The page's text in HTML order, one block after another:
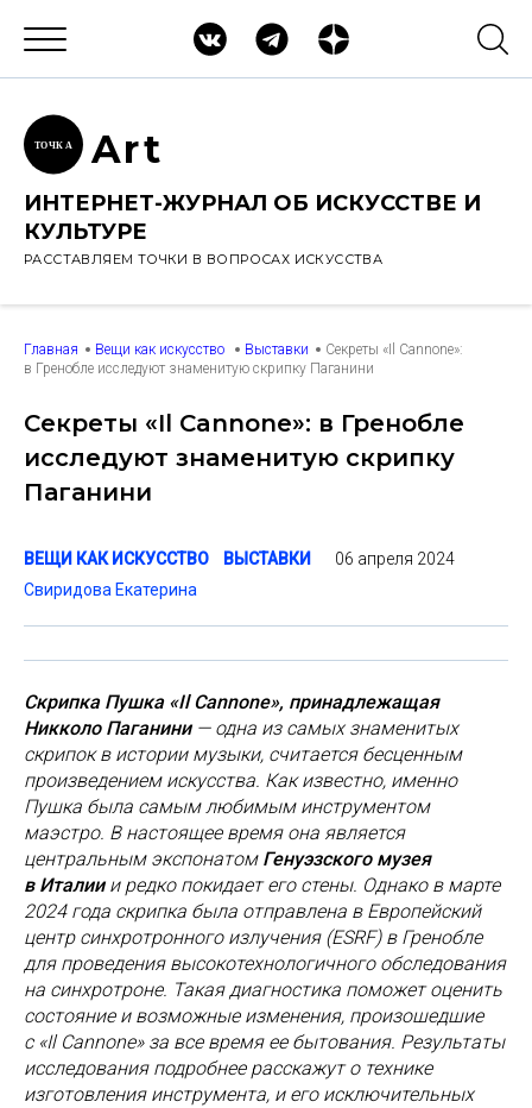
ТОЧК А Art
ИНТЕРНЕТ-ЖУРНАЛ ОБ ИСКУССТВЕ И
КУЛЬТУРЕ
РАССТАВЛЯЕМ ТОЧКИ В ВОПРОСАХ ИСКУССТВА
Главная Вещи как искусство Выставки
Секреты «Il Cannone»:
в Гренобле исследуют знаменитую скрипку Паганини
Секреты «Il Cannone»: в Гренобле
исследуют знаменитую скрипку
Паганини
ВЕЩИ КАК ИСКУССТВО ВЫСТАВКИ
06 апреля 2024
Свиридова Екатерина
Скрипка Пушка «Il Cannone», принадлежащая
Никколо Паганини— одна из самых знаменитых
скрипок в истории музыки, считается бесценным
произведением искусства. Как известно, именно
Пушка была самым любимым инструментом
маэстро. В настоящее время она является
центральным экспонатом Генуэзского музея
в Италиии редко покидает его стены. Однако в марте
2024 года скрипка была отправлена в Европейский
центр синхротронного излучения (ESRF) в Гренобле
для проведения высокотехнологичного обследования
на синхротроне. Такая диагностика поможет оценить
состояние и возможные изменения, произошедшие
с «Il Cannone» за все время ее бытования. Результаты
исследования подробнее расскажут о технике
изготовления инструмента, и его исключительных